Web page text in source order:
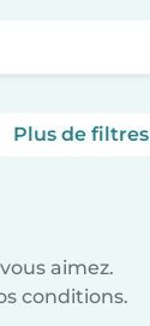
Plus de filtres
aimez.
conditions.